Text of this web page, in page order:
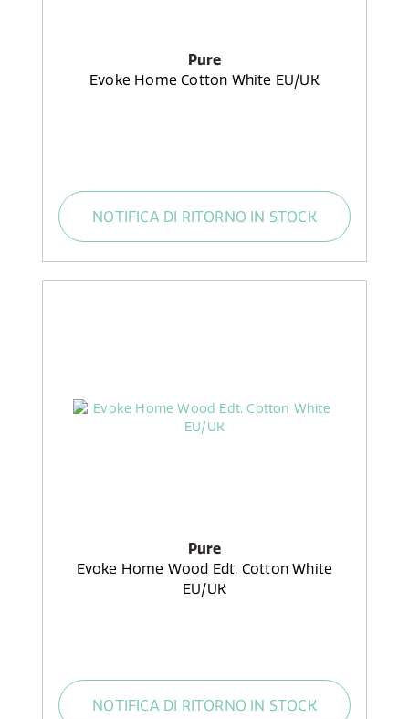
Pure
Evoke Home Cotton White EU/UK
NOTIFICA DI RITORNO IN STOCK
Pure
Evoke Home Wood Edt. Cotton White
EU/UK
NOTIFICA DI RITORNO IN STOCK